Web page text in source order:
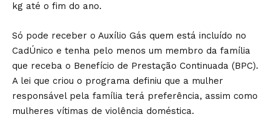
kg até o fim do ano.
Só pode receber o Auxílio Gás quem está incluído no
CadÚnico e tenha pelo menos um membro da família
que receba o Benefício de Prestação Continuada (BPC).
A lei que criou o programa definiu que a mulher
responsável pela família terá preferência, assim como
mulheres vítimas de violência doméstica.